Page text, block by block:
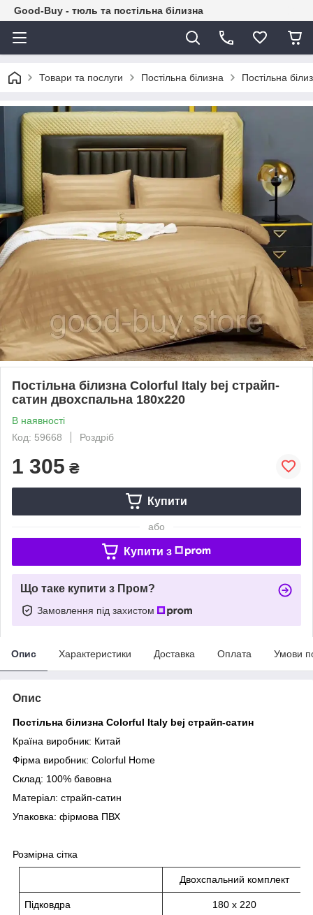
Good-Buy - тюль та постільна білизна
Товари та послуги Постільна білизна Постільна
Постільна білизна Colorful Italy bej страйп-
сатин двохспальна 180х220
В наявності
Код: 59668
Роздріб
1 305 ₴
Купити
або
Купити з
Що таке купити з Пром?
Замовлення під захистом
Опис Характеристики Доставка Оплата Умови
Опис
Постільна білизна Colorful Italy bej страйп-сатин
Країна виробник: Китай
Фірма виробник: Colorful Home
Склад: 100% бавовна
Матеріал: страйп-сатин
Упаковка: фірмова ПВХ
Розмірна сітка
Двохспальний комплект
Підковдра 180 х 220